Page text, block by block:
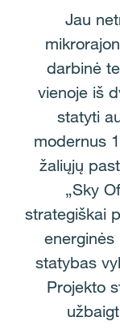
Jau
darbinė
vienoje iš
statyti
modernus
žaliųjų
„Sky
strategiškai
statybas
Projekto